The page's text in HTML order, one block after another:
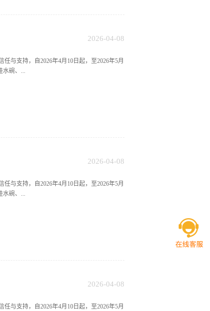
支持，自2026年4月10日起，至2026年5月
水碗、...
2026-04-08
支持，自2026年4月10日起，至2026年5月
水碗、...
2026-04-08
支持，自2026年4月10日起，至2026年5月
2026-04-08